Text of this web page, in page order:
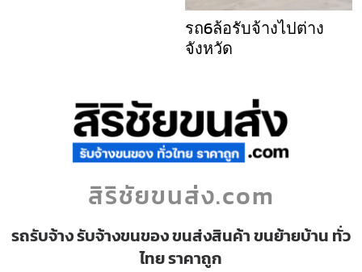
รถ6ล้อรับจ้างไปต่าง
จังหวัด
สิริชัยขนส่ง.com
รถรับจ้าง รับจ้างขนของ ขนส่งสินค้า ขนย้ายบ้าน ทั่ว
ไทย ราคาถูก